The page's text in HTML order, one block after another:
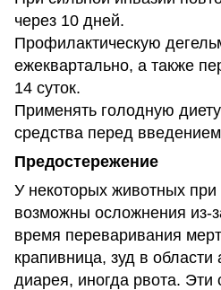
через 10 дней.
Профилактическую
ежеквартально, а также
14 суток.
Применять голодную
средства перед
Предостережение
У некоторых животных при
возможны осложнения из-
время переваривания
крапивница, зуд в области
диарея, иногда рвота.